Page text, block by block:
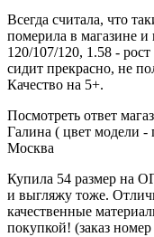
Всегда считала, что
померила в магазине
120/107/120, 1.58 -
сидит прекрасно, не
Качество на 5+.
Посмотреть ответ
Галина ( цвет модели -
Москва
Купила 54 размер на
и выгляжу тоже.
качественные
покупкой! (заказ